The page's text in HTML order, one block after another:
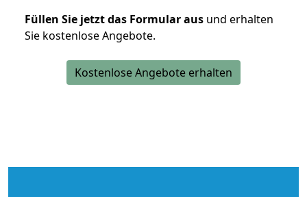
Füllen Sie jetzt das Formular aus und erhalten
Sie kostenlose Angebote.
Kostenlose Angebote erhalten